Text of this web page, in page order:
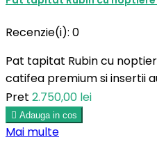
Recenzie(i): 0
Pat tapitat Rubin cu
catifea premium si insertii
Pret 2.750,00 lei
 Adauga in cos
Mai multe